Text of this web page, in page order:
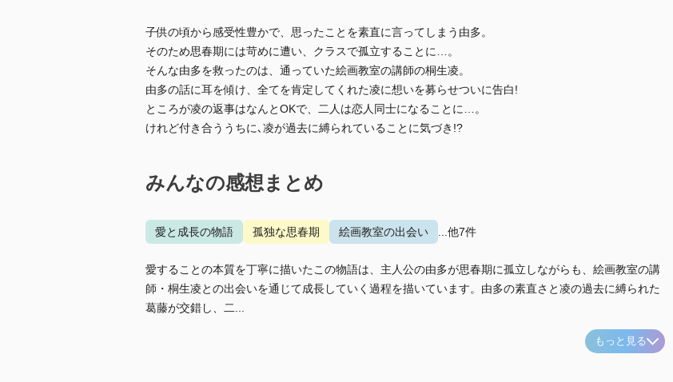
子供の頃から感受性豊かで、思ったことを素直に言ってしまう由多。
そのため思春期には苛めに遭い、クラスで孤立することに…。
そんな由多を救ったのは、通っていた絵画教室の講師の桐生凌。
由多の話に耳を傾け、全てを肯定してくれた凌に想いを募らせついに告白!
ところが凌の返事はなんとOKで、二人は恋人同士になることに…。
けれど付き合ううちに､凌が過去に縛られていることに気づき!?
みんなの感想まとめ
愛と成長の物語 孤独な思春期 絵画教室の出会い ...他7件
愛することの本質を丁寧に描いたこの物語は、主人公の由多が思春期に孤立しながらも、絵画教室の講
師・桐生凌との出会いを通じて成長していく過程を描いています。由多の素直さと凌の過去に縛られた
葛藤が交錯し、二...
もっと見る